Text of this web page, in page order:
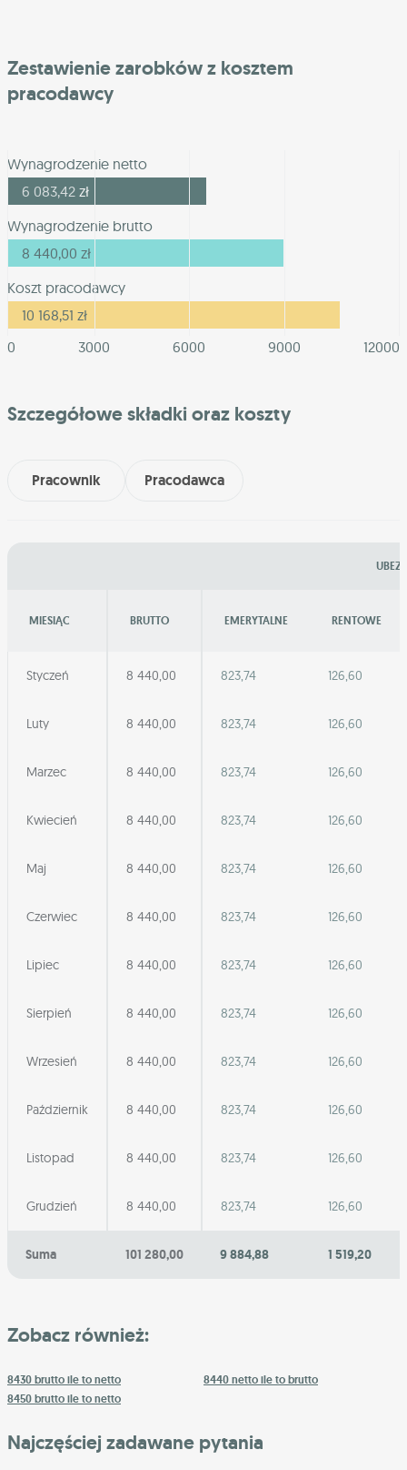
Zestawienie zarobków z kosztem
pracodawcy
Wynagrodzenie netto
6 083,42 zł
Wynagrodzenie brutto
8 440,00 zł
Koszt pracodawcy
10 168,51 zł
0
3000 6000 9000 12000
Szczegółowe składki oraz koszty
Pracownik Pracodawca
MIESIĄC BRUTTO EMERYTALNE RENTOWE
Styczeń 8 440,00 823,74 126,60
Luty 8 440,00 823,74 126,60
Marzec 8 440,00 823,74 126,60
Kwiecień 8 440,00 823,74 126,60
Maj 8 440,00 823,74 126,60
Czerwiec 8 440,00 823,74 126,60
Lipiec 8 440,00 823,74 126,60
Sierpień 8 440,00 823,74 126,60
Wrzesień 8 440,00 823,74 126,60
Październik 8 440,00 823,74 126,60
Listopad 8 440,00 823,74 126,60
Grudzień 8 440,00 823,74 126,60
Suma 101 280,00 9 884,88 1 519,20
Zobacz również:
8430 brutto ile to netto
8440 netto ile to brutto
8450 brutto ile to netto
Najczęściej zadawane pytania